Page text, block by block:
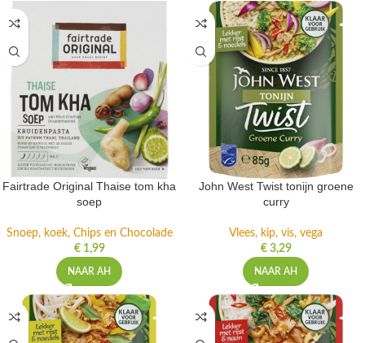
Fairtrade Original Thaise tom kha
soep
Snoep, koek, Chips en Chocolade
€1,99
NAAR AH
John West Twist tonijn groene
curry
Vlees, kip, vis, vega
€3,29
NAAR AH